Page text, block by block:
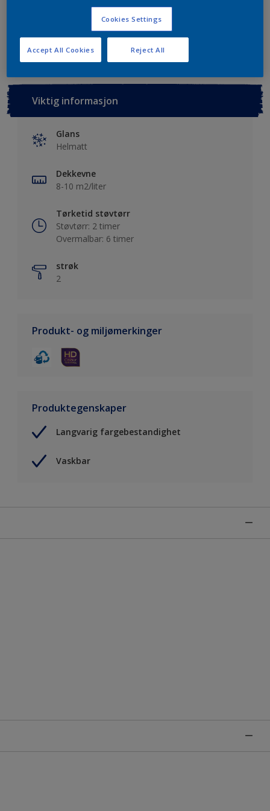
Lagre i dine prosjekter Finn en forhandler
Viktig informasjon
Glans
Helmatt
Dekkevne
8-10 m2/liter
Tørketid støvtørr
Støvtørr: 2 timer
Overmalbar: 6 timer
strøk
2
Produkt- og miljømerkinger
Produktegenskaper
Langvarig fargebestandighet
Vaskbar
Cookies Settings
Reject All
Accept All Cookies